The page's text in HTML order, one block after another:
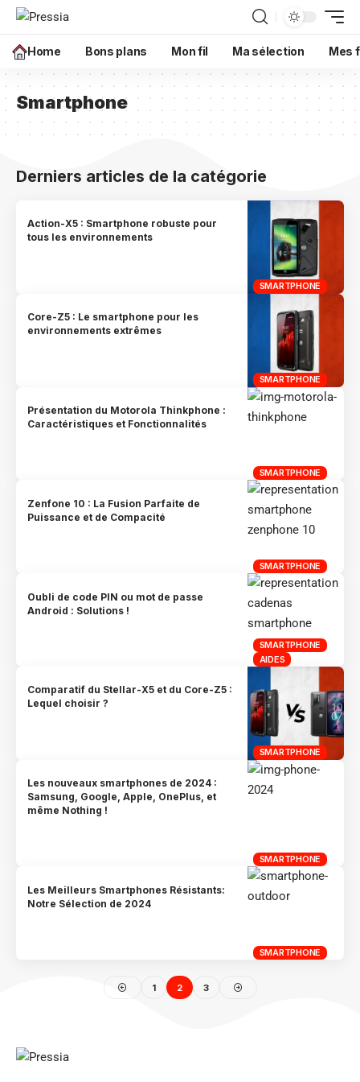
Home Bons plans Mon fil Ma sélection Mes
Smartphone
Derniers articles de la catégorie
SMARTPHONE
Action-X5 : Smartphone robuste pour
tous les environnements
SMARTPHONE
Core-Z5 : Le smartphone pour les
environnements extrêmes
SMARTPHONE
Présentation du Motorola Thinkphone :
Caractéristiques et Fonctionnalités
SMARTPHONE
Zenfone 10 : La Fusion Parfaite de
Puissance et de Compacité
SMARTPHONE
AIDES
Oubli de code PIN ou mot de passe
Android : Solutions !
SMARTPHONE
Comparatif du Stellar-X5 et du Core-Z5 :
Lequel choisir ?
SMARTPHONE
Les nouveaux smartphones de 2024 :
Samsung, Google, Apple, OnePlus, et
même Nothing !
SMARTPHONE
Les Meilleurs Smartphones Résistants:
Notre Sélection de 2024
1 2 3